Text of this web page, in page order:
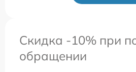
Скидка -10% при
обращении